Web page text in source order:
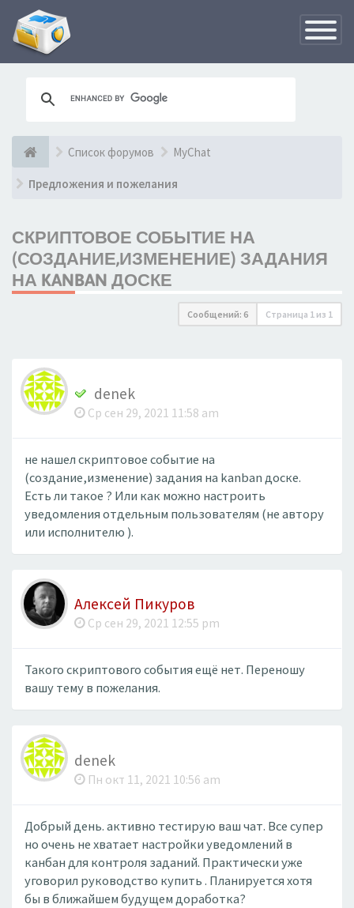
Список форумов MyChat
Предложения и пожелания
СКРИПТОВОЕ СОБЫТИЕ НА
(СОЗДАНИЕ,ИЗМЕНЕНИЕ) ЗАДАНИЯ
НА KANBAN ДОСКЕ
Сообщений: 6 Страница 1 из 1
denek
Ср сен 29, 2021 11:58 am
не нашел скриптовое событие на
(создание,изменение) задания на kanban доске.
Есть ли такое ? Или как можно настроить
уведомления отдельным пользователям (не автору
или исполнителю ).
Алексей Пикуров
Ср сен 29, 2021 12:55 pm
Такого скриптового события ещё нет. Переношу
вашу тему в пожелания.
denek
Пн окт 11, 2021 10:56 am
Добрый день. активно тестирую ваш чат. Все супер
но очень не хватает настройки уведомлений в
канбан для контроля заданий. Практически уже
уговорил руководство купить . Планируется хотя
бы в ближайшем будущем доработка?